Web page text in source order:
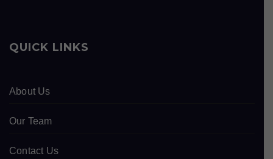
QUICK LINKS
About Us
Our Team
Contact Us